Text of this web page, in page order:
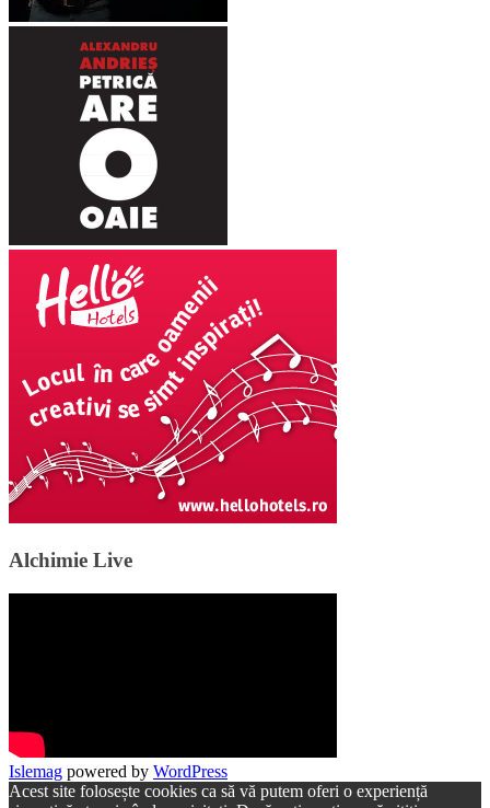
Alchimie Live
Islemag powered by WordPress
Acest site folosește cookies ca să vă putem oferi o experiență